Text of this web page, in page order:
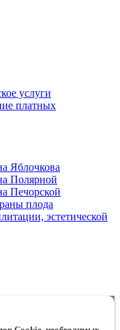
услуги
платных
Яблочкова
Полярной
Печорской
плода
эстетической